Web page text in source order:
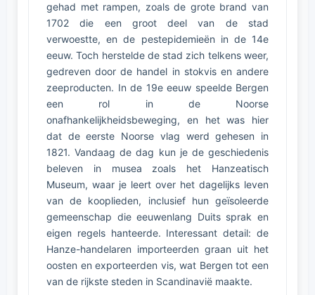
gehad met rampen, zoals de grote brand van
1702 die een groot deel van de stad
verwoestte, en de pestepidemieën in de 14e
eeuw. Toch herstelde de stad zich telkens weer,
gedreven door de handel in stokvis en andere
zeeproducten. In de 19e eeuw speelde Bergen
een rol in de Noorse
onafhankelijkheidsbeweging, en het was hier
dat de eerste Noorse vlag werd gehesen in
1821. Vandaag de dag kun je de geschiedenis
beleven in musea zoals het Hanzeatisch
Museum, waar je leert over het dagelijks leven
van de kooplieden, inclusief hun geïsoleerde
gemeenschap die eeuwenlang Duits sprak en
eigen regels hanteerde. Interessant detail: de
Hanze-handelaren importeerden graan uit het
oosten en exporteerden vis, wat Bergen tot een
van de rijkste steden in Scandinavië maakte.